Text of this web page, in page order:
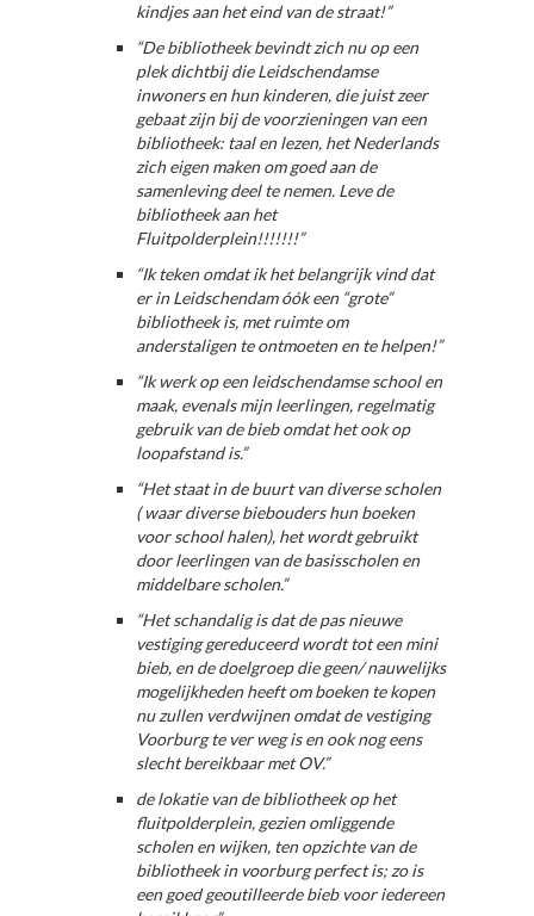
kindjes aan het eind van de straat!”
“De bibliotheek bevindt zich nu op een
plek dichtbij die Leidschendamse
inwoners en hun kinderen, die juist zeer
gebaat zijn bij de voorzieningen van een
bibliotheek: taal en lezen, het Nederlands
zich eigen maken om goed aan de
samenleving deel te nemen. Leve de
bibliotheek aan het
Fluitpolderplein!!!!!!!”
“Ik teken omdat ik het belangrijk vind dat
er in Leidschendam óók een “grote”
bibliotheek is, met ruimte om
anderstaligen te ontmoeten en te helpen!”
“Ik werk op een leidschendamse school en
maak, evenals mijn leerlingen, regelmatig
gebruik van de bieb omdat het ook op
loopafstand is.”
“Het staat in de buurt van diverse scholen
( waar diverse biebouders hun boeken
voor school halen), het wordt gebruikt
door leerlingen van de basisscholen en
middelbare scholen.”
“Het schandalig is dat de pas nieuwe
vestiging gereduceerd wordt tot een mini
bieb, en de doelgroep die geen/ nauwelijks
mogelijkheden heeft om boeken te kopen
nu zullen verdwijnen omdat de vestiging
Voorburg te ver weg is en ook nog eens
slecht bereikbaar met OV.”
de lokatie van de bibliotheek op het
fluitpolderplein, gezien omliggende
scholen en wijken, ten opzichte van de
bibliotheek in voorburg perfect is; zo is
een goed geoutilleerde bieb voor iedereen